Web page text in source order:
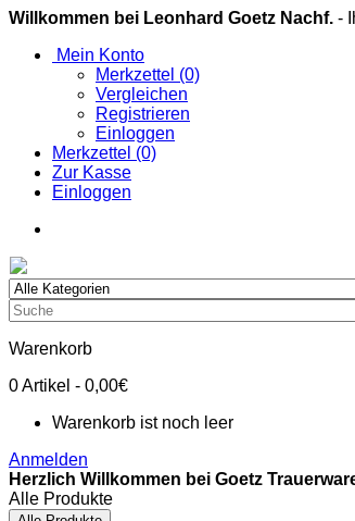
Willkommen bei Leonhard Goetz Nachf. -
Mein Konto
Merkzettel (0)
Vergleichen
Registrieren
Einloggen
Merkzettel (0)
Zur Kasse
Einloggen
Warenkorb
0Artikel - 0,00€
Warenkorb ist noch leer
Anmelden
Herzlich Willkommen bei Goetz
Alle Produkte